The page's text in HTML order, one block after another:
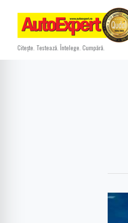
content
Citește. Testează. Întelege. Cumpără.
Mașini